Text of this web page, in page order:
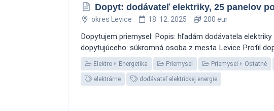
Dopyt: dodávateľ elektriky, 25 panelov
okres Levice 18. 12. 2025 200 eur
Dopytujem priemysel: Popis: hľadám dodávatela
dopytujúceho: súkromná osoba z mesta Levice Profil
Elektro Energetika Priemysel Priemysel Ostatné
elektrárne dodávateľ elektrickej energie